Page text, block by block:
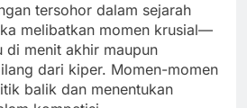
tersohor dalam sejarah
melibatkan momen krusial—
di menit akhir maupun
dari kiper. Momen-momen
balik dan menentukan